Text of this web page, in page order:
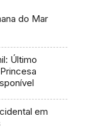
do Mar
Último
em